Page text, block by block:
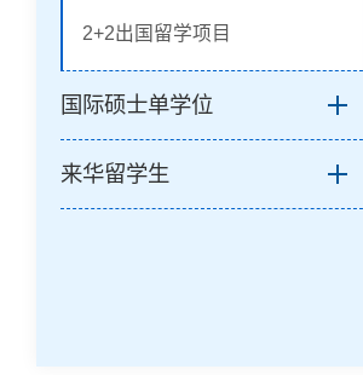
2+2出国留学项目
国际硕士单学位
来华留学生